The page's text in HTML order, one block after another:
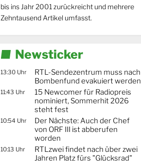
bis ins Jahr 2001 zurückreicht und mehrere
Zehntausend Artikel umfasst.
Newsticker
13:30 Uhr
RTL-Sendezentrum muss nach
Bombenfund evakuiert werden
11:43 Uhr
15 Newcomer für Radiopreis
nominiert, Sommerhit 2026
steht fest
10:54 Uhr
Der Nächste: Auch der Chef
von ORF III ist abberufen
worden
10:13 Uhr
RTLzwei findet nach über zwei
Jahren Platz fürs "Glücksrad"